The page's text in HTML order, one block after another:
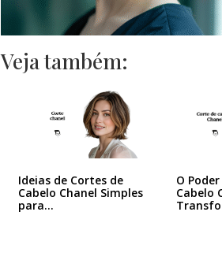
Veja também:
Ideias de Cortes de
Cabelo Chanel Simples
para…
O
Cabelo